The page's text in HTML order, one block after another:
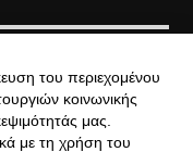
Κάθε μέρα, ......
του περιεχομένου
κοινωνικής
μας.
με τη χρήση του